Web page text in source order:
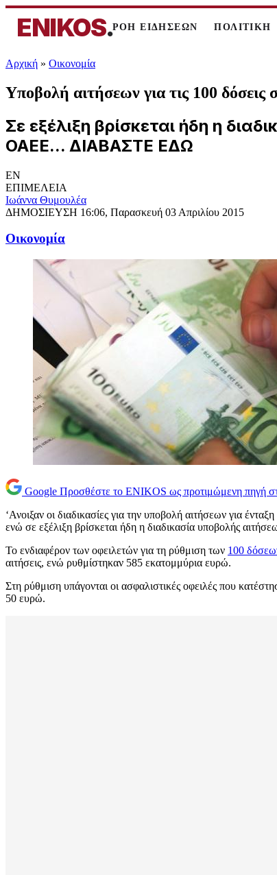
ENIKOS.ΡΟΗ ΕΙΔΗΣΕΩΝ ΠΟΛΙΤΙΚΗ
Αρχική » Oικονομία
Υποβολή αιτήσεων για τις 100
Σε εξέλιξη βρίσκεται ήδη η
ΟΑΕΕ... ΔΙΑΒΑΣΤΕ ΕΔΩ
EN
ΕΠΙΜΕΛΕΙΑ
Ιωάννα Θυμουλέα
ΔΗΜΟΣΙΕΥΣΗ 16:06, Παρασκευή 03 Απριλίου 2015
Oικονομία
Google Προσθέστε το ENIKOS ως προτιμώμενη πηγή
‘Ανοιξαν οι διαδικασίες για την υποβολή αιτήσεων για
ενώ σε εξέλιξη βρίσκεται ήδη η διαδικασία υποβολής
Το ενδιαφέρον των οφειλετών για τη ρύθμιση των 100
αιτήσεις, ενώ ρυθμίστηκαν 585 εκατομμύρια ευρώ.
Στη ρύθμιση υπάγονται οι ασφαλιστικές οφειλές που
50 ευρώ.